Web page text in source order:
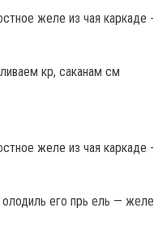
кр, саканам см
его прь ель — желе